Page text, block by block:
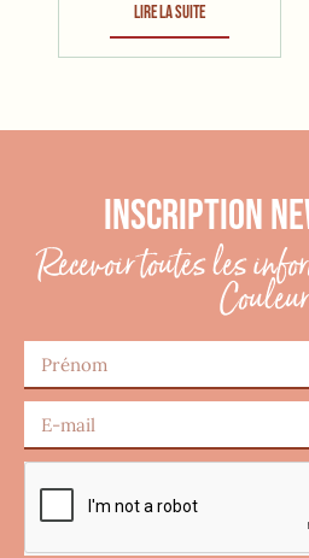
Lire la suite
INSCRIPTION
Recevoir toutes les